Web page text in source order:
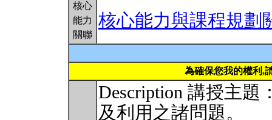
核心
能力
關聯
核心能力與課程規劃
為確保您我的權利,
Description 講授主
及利用之諸問題。